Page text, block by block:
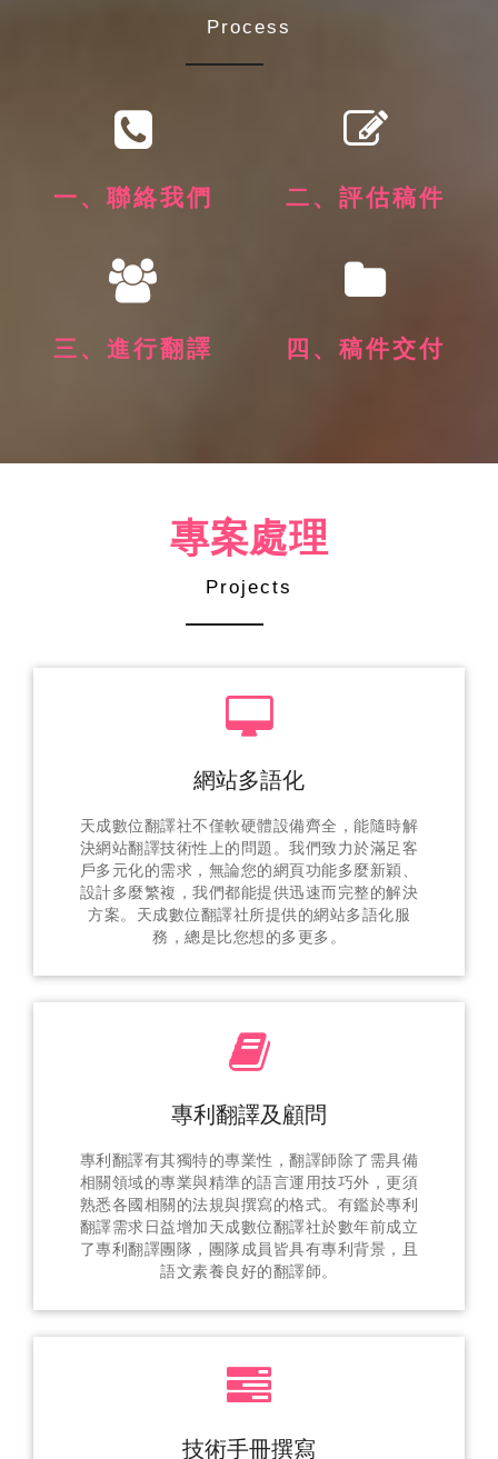
Process
一、聯絡我們 二、評估稿件
三、進行翻譯 四、稿件交付
專案處理
Projects
網站多語化
天成數位翻譯社不僅軟硬體設備齊全，能隨時解
決網站翻譯技術性上的問題。我們致力於滿足客
戶多元化的需求，無論您的網頁功能多麼新穎、
設計多麼繁複，我們都能提供迅速而完整的解決
方案。天成數位翻譯社所提供的網站多語化服
務，總是比您想的多更多。
專利翻譯及顧問
專利翻譯有其獨特的專業性，翻譯師除了需具備
相關領域的專業與精準的語言運用技巧外，更須
熟悉各國相關的法規與撰寫的格式。有鑑於專利
翻譯需求日益增加天成數位翻譯社於數年前成立
了專利翻譯團隊，團隊成員皆具有專利背景，且
語文素養良好的翻譯師。
技術手冊撰寫